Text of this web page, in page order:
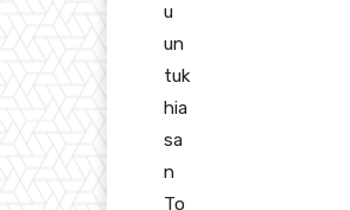
u
un
tuk
hia
sa
n
To